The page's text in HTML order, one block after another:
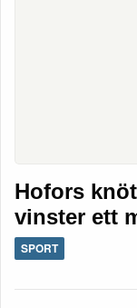
Hofors
vinster ett
SPORT